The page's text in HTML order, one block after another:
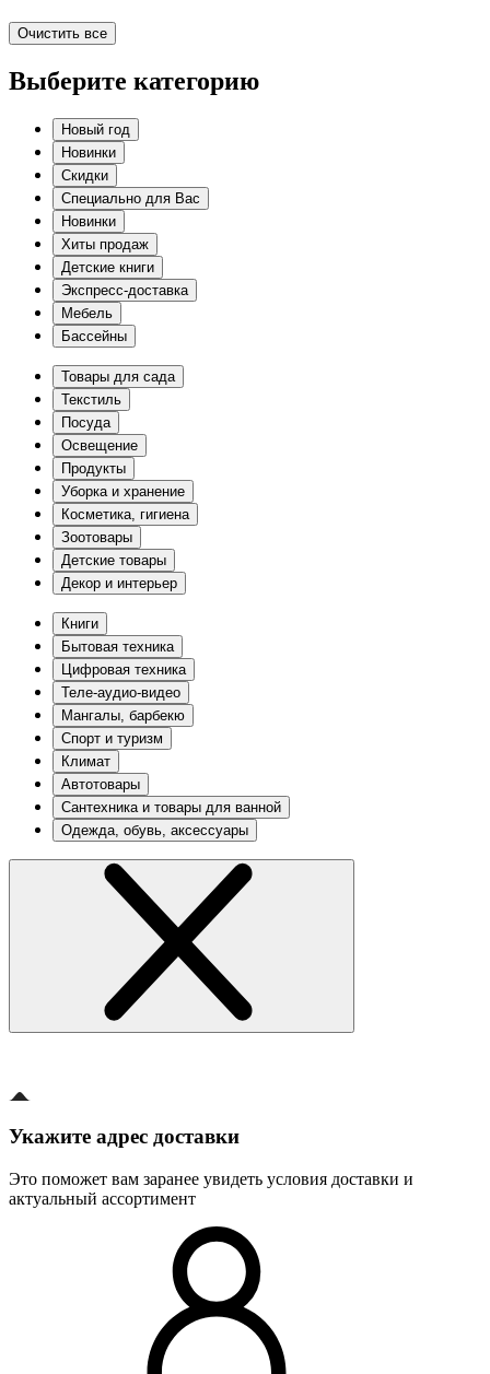
Очистить все
Выберите категорию
Новый год
Новинки
Скидки
Специально для Вас
Новинки
Хиты продаж
Детские книги
Экспресс-доставка
Мебель
Бассейны
Товары для сада
Текстиль
Посуда
Освещение
Продукты
Уборка и хранение
Косметика, гигиена
Зоотовары
Детские товары
Декор и интерьер
Книги
Бытовая техника
Цифровая техника
Теле-аудио-видео
Мангалы, барбекю
Спорт и туризм
Климат
Автотовары
Сантехника и товары для ванной
Одежда, обувь, аксессуары
Укажите адрес доставки
Это поможет вам заранее увидеть условия доставки и
актуальный ассортимент